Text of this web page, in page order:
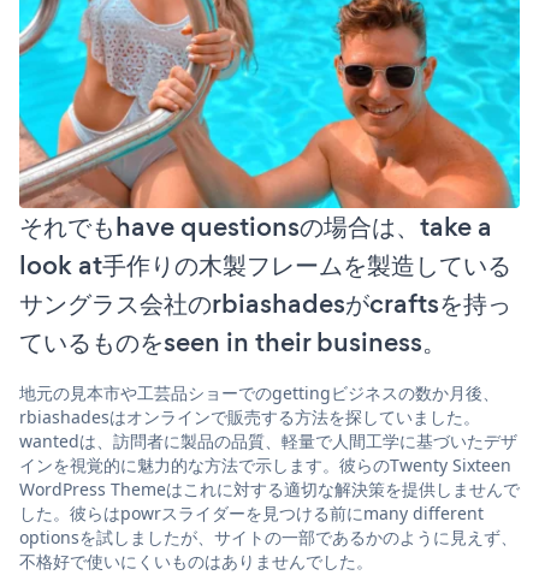
それでもhave questionsの場合は、take a
look at手作りの木製フレームを製造している
サングラス会社のrbiashadesがcraftsを持っ
ているものをseen in their business。
地元の見本市や工芸品ショーでのgettingビジネスの数か月後、
rbiashadesはオンラインで販売する方法を探していました。
wantedは、訪問者に製品の品質、軽量で人間工学に基づいたデザ
インを視覚的に魅力的な方法で示します。彼らのTwenty Sixteen
WordPress Themeはこれに対する適切な解決策を提供しませんで
した。彼らはpowrスライダーを見つける前にmany different
optionsを試しましたが、サイトの一部であるかのように見えず、
不格好で使いにくいものはありませんでした。